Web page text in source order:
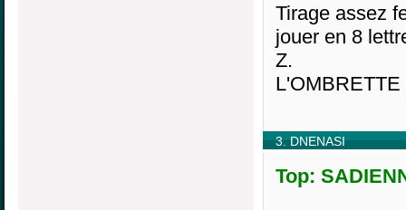
Tirage assez
jouer en 8
Z.
3. DNENASI
Top: